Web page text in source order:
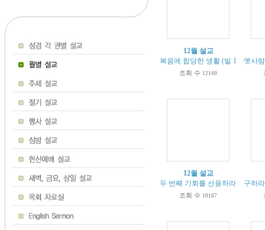
12월 설교
복음에 합당한 생활 (빌 1:27-30)
조회 수 12149
옛사
12월 설교
두 번째 기회를 선용하라 (요나
조회 수 10167
구하